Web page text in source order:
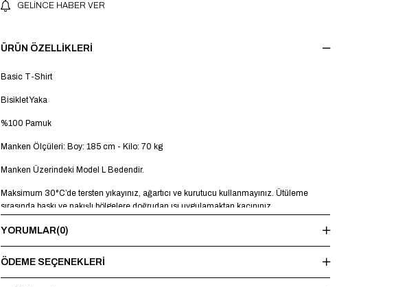
GELINCE HABER VER
ÜRÜN ÖZELLIKLERI
Basic T-Shirt
Bisiklet Yaka
%100 Pamuk
Manken Ölçüleri: Boy: 185 cm - Kilo: 70 kg
Manken Üzerindeki Model L Bedendir.
Maksimum 30°C’de tersten yıkayınız, ağartıcı ve kurutucu kullanmayınız. Ütüleme
sırasında baskı ve nakışlı bölgelere doğrudan ısı uygulamaktan kaçınınız.
YORUMLAR(0)
ÖDEME SEÇENEKLERI